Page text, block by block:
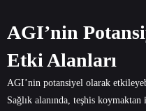
AGI’nin
Etki Alanları
AGI’nin potansiyel olarak
Sağlık alanında, teşhis